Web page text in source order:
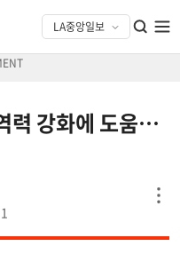
력 강화에 도움…